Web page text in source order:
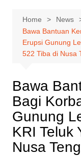
Home
News
Bawa Bantuan
Erupsi Gunung
522 Tiba di Nusa
Bawa
Bagi
Gunung
KRI Teluk
Nusa